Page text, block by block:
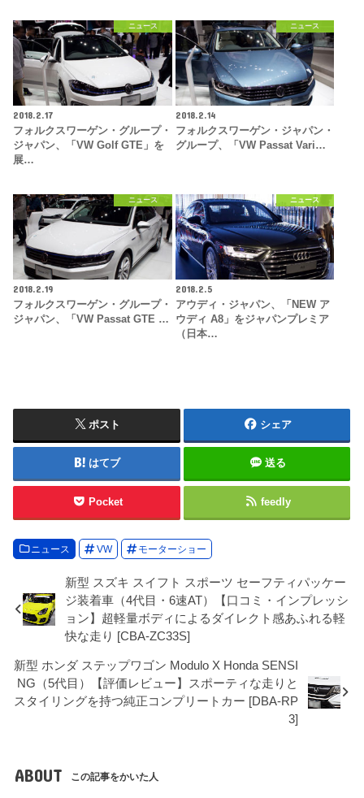
ニュース
2018.2.17
フォルクスワーゲン・グループ・
ジャパン、「VW Golf GTE」を
展…
ニュース
2018.2.14
フォルクスワーゲン・ジャパン・
グループ、「VW Passat Vari…
ニュース
2018.2.19
フォルクスワーゲン・グループ・
ジャパン、「VW Passat GTE …
ニュース
2018.2.5
アウディ・ジャパン、「NEW ア
ウディ A8」をジャパンプレミア
（日本…
ポスト シェア
はてブ 送る
Pocket feedly
ニュース VW モーターショー
新型 スズキ スイフト スポーツ セーフティパッケー
ジ装着車（4代目・6速AT）【口コミ・インプレッシ
ョン】超軽量ボディによるダイレクト感あふれる軽
快な走り [CBA-ZC33S]
新型 ホンダ ステップワゴン Modulo X Honda SENSI
NG（5代目）【評価レビュー】スポーティな走りと
スタイリングを持つ純正コンプリートカー [DBA-RP
3]
ABOUT この記事をかいた人